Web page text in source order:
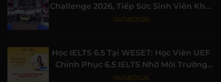
Challenge 2026, Tiếp Sức Sinh Viên Khởi
Nghiệp
06/08/2026
Học IELTS 6.5 Tại WESET: Học Viên UEF
Chinh Phục 6.5 IELTS Nhờ Môi Trường
Học Tập Chất Lượng
06/08/2026